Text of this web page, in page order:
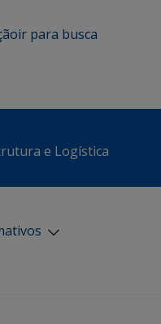
ir para busca
e Logística